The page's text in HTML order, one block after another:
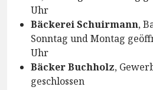
Uhr
Bäckerei Schuirmann,
Sonntag und Montag
Uhr
Bäcker Buchholz,
geschlossen